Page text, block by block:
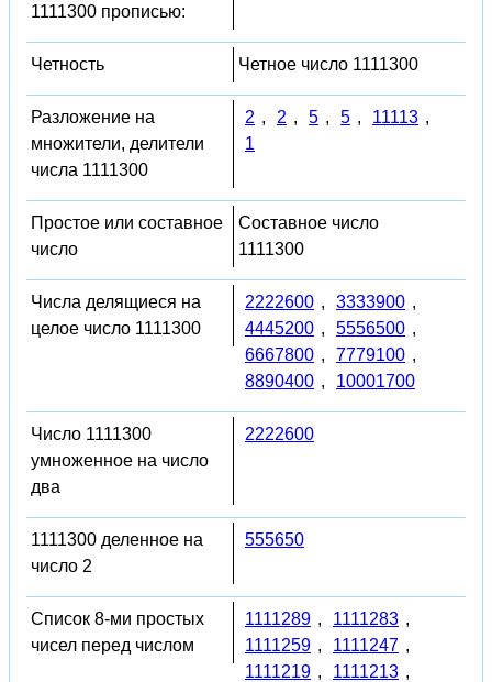
1111300 прописью:
Четность Четное число 1111300
Разложение на
множители, делители
числа 1111300
2 , 2 , 5 , 5 , 11113 ,
1
Простое или составное
число
Составное число
1111300
Числа делящиеся на
целое число 1111300
2222600 , 3333900 ,
4445200 , 5556500 ,
6667800 , 7779100 ,
8890400 , 10001700
Число 1111300
умноженное на число
два
2222600
1111300 деленное на
число 2
555650
Список 8-ми простых
чисел перед числом
1111289 , 1111283 ,
1111259 , 1111247 ,
1111219 , 1111213 ,